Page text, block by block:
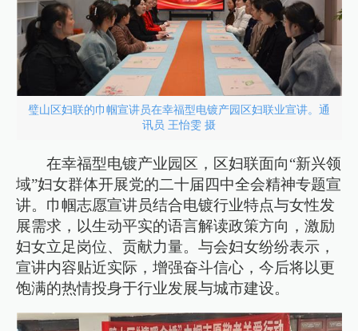
璧山区妇联的巾帼宣讲员在幸福型电镀产园区妇联业宣讲。通
讯员 王怡雯 摄
在幸福型电镀产业园区，区妇联面向“新兴领
域”妇女群体开展党的二十届四中全会精神专题宣
讲。巾帼志愿宣讲员结合电镀行业特点与女性发
展需求，以生动平实的语言解读政策方向，激励
妇女立足岗位、贡献力量。与会妇女纷纷表示，
宣讲内容贴近实际，增强奋斗信心，今后将以更
饱满的热情投身于行业发展与城市建设。